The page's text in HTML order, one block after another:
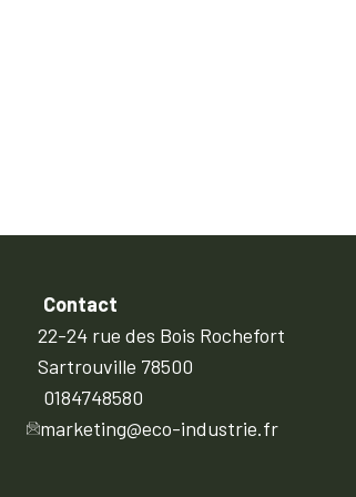
Contact
22-24 rue des Bois Rochefort
Sartrouville 78500
0184748580
marketing@eco-industrie.fr